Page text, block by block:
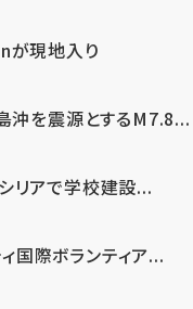
が現地入り
沖を震源とするM7.8...
リアで学校建設...
国際ボランティア...